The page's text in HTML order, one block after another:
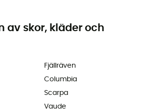
av skor, kläder och
Fjällräven
Columbia
Scarpa
Vaude